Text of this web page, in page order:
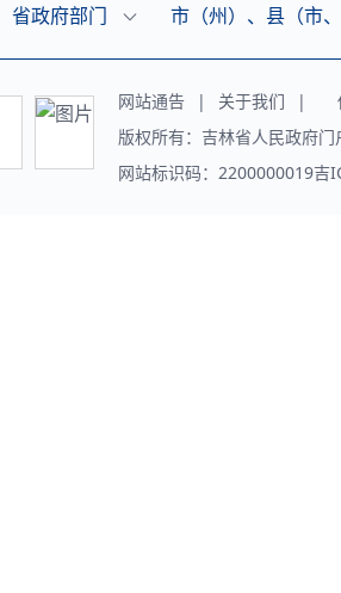
省政府部门 市（州）、县（市
网站通告 | 关于我们 |
版权所有：吉林省人民政府
网站标识码：2200000019